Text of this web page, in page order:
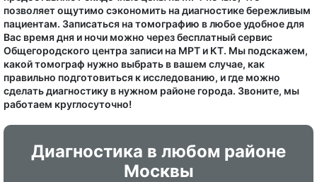
позволяет ощутимо сэкономить на диагностике бережливым
пациентам. Записаться на томографию в любое удобное для
Вас время дня и ночи можно через бесплатный сервис
Общегородского центра записи на МРТ и КТ. Мы подскажем,
какой томограф нужно выбрать в вашем случае, как
правильно подготовиться к исследованию, и где можно
сделать диагностику в нужном районе города. Звоните, мы
работаем круглосуточно!
Диагностика в любом районе
Москвы